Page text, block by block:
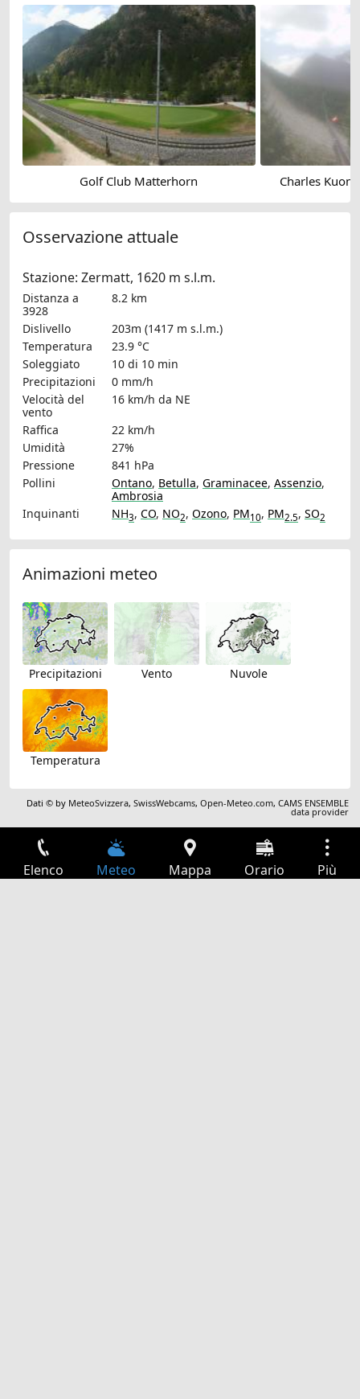
Golf Club Matterhorn Charles
Osservazione attuale
Stazione: Zermatt, 1620 m s.l.m.
Distanza a
3928
8.2 km
Dislivello
203m (1417 m s.l.m.)
Temperatura
23.9 °C
Soleggiato
10 di 10 min
Precipitazioni
0 mm/h
Velocità del
vento
16 km/h da NE
Raffica
22 km/h
Umidità
27%
Pressione
841 hPa
Pollini
Ontano, Betulla, Graminacee, Assenzio,
Ambrosia
Inquinanti
NH3, CO, NO2, Ozono, PM10, PM2.5, SO2
Animazioni meteo
Precipitazioni Vento Nuvole
Temperatura
Dati © by MeteoSvizzera,SwissWebcams,Open-Meteo.com,CAMS ENSEMBLE
data provider
Elenco Meteo Mappa Orario Più